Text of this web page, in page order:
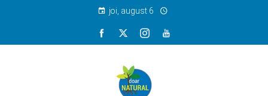
joi, august 6